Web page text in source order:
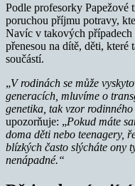
Podle profesorky Papežové
poruchou příjmu potravy,
Navíc v takových případech
přenesou na dítě, děti,
součástí.
„V rodinách se může
generacích, mluvíme o
genetika, tak vzor
upozorňuje: „Pokud máte
doma děti nebo teenagery,
blízkých často slýcháte ony
nenápadné.“